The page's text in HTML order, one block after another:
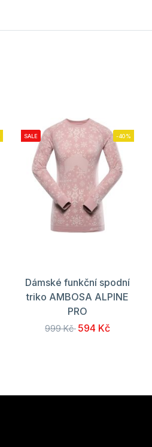
SALE -40%
Dámské funkční spodní
triko AMBOSA ALPINE
PRO
999 Kč 594 Kč